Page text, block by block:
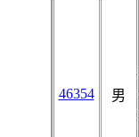
46354 男